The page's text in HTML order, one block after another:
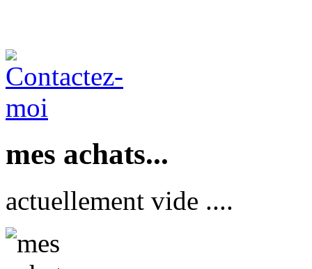
mes achats...
actuellement vide ....